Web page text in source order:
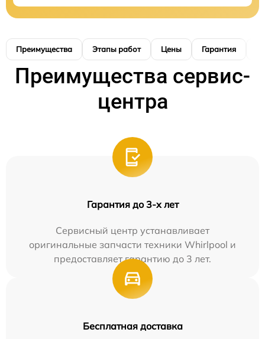
Преимущества Этапы работ Цены Гарантия
Преимущества сервис-
центра
Гарантия до 3-х лет
Сервисный центр устанавливает
оригинальные запчасти техники Whirlpool и
предоставляет гарантию до 3 лет.
Бесплатная доставка